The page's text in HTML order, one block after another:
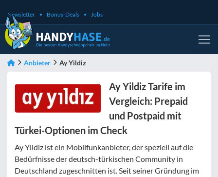
Newsletter Bonus-Deals Jobs
Anbieter Ay Yildiz
Ay Yildiz Tarife im
Vergleich: Prepaid
und Postpaid mit
Türkei-Optionen im Check
Ay Yildiz ist ein Mobilfunkanbieter, der speziell auf die
Bedürfnisse der deutsch-türkischen Community in
Deutschland zugeschnitten ist. Seit seiner Gründung im